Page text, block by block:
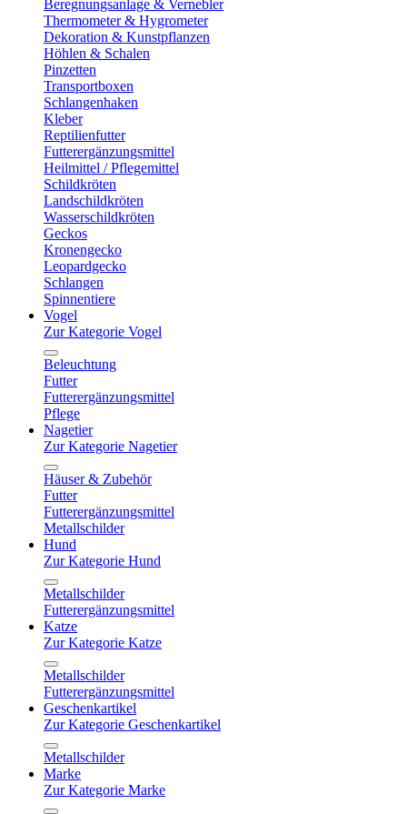
Beregnungsanlage & Vernebler
Thermometer & Hygrometer
Dekoration & Kunstpflanzen
Höhlen & Schalen
Pinzetten
Transportboxen
Schlangenhaken
Kleber
Reptilienfutter
Futterergänzungsmittel
Heilmittel / Pflegemittel
Schildkröten
Landschildkröten
Wasserschildkröten
Geckos
Kronengecko
Leopardgecko
Schlangen
Spinnentiere
Vogel
Zur Kategorie Vogel
Beleuchtung
Futter
Futterergänzungsmittel
Pflege
Nagetier
Zur Kategorie Nagetier
Häuser & Zubehör
Futter
Futterergänzungsmittel
Metallschilder
Hund
Zur Kategorie Hund
Metallschilder
Futterergänzungsmittel
Katze
Zur Kategorie Katze
Metallschilder
Futterergänzungsmittel
Geschenkartikel
Zur Kategorie Geschenkartikel
Metallschilder
Marke
Zur Kategorie Marke